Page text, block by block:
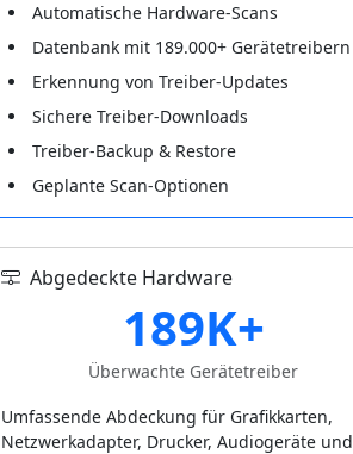
Automatische Hardware-Scans
Datenbank mit 189.000+ Gerätetreibern
Erkennung von Treiber-Updates
Sichere Treiber-Downloads
Treiber-Backup & Restore
Geplante Scan-Optionen
Abgedeckte Hardware
189K+
Überwachte Gerätetreiber
Umfassende Abdeckung für Grafikkarten,
Netzwerkadapter, Drucker, Audiogeräte und